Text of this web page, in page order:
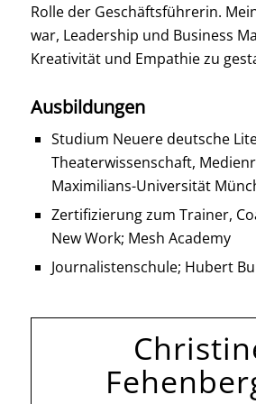
Rolle der Geschäftsführerin.
war, Leadership und Business
Kreativität und Empathie zu
Ausbildungen
Studium Neuere deutsche
Theaterwissenschaft,
Maximilians-Universität
Zertifizierung zum Trainer,
New Work; Mesh Academy
Journalistenschule; Hubert